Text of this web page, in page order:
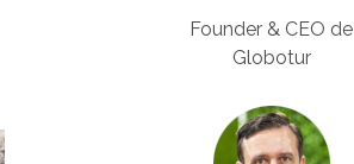
Founder & CEO de
Globotur​